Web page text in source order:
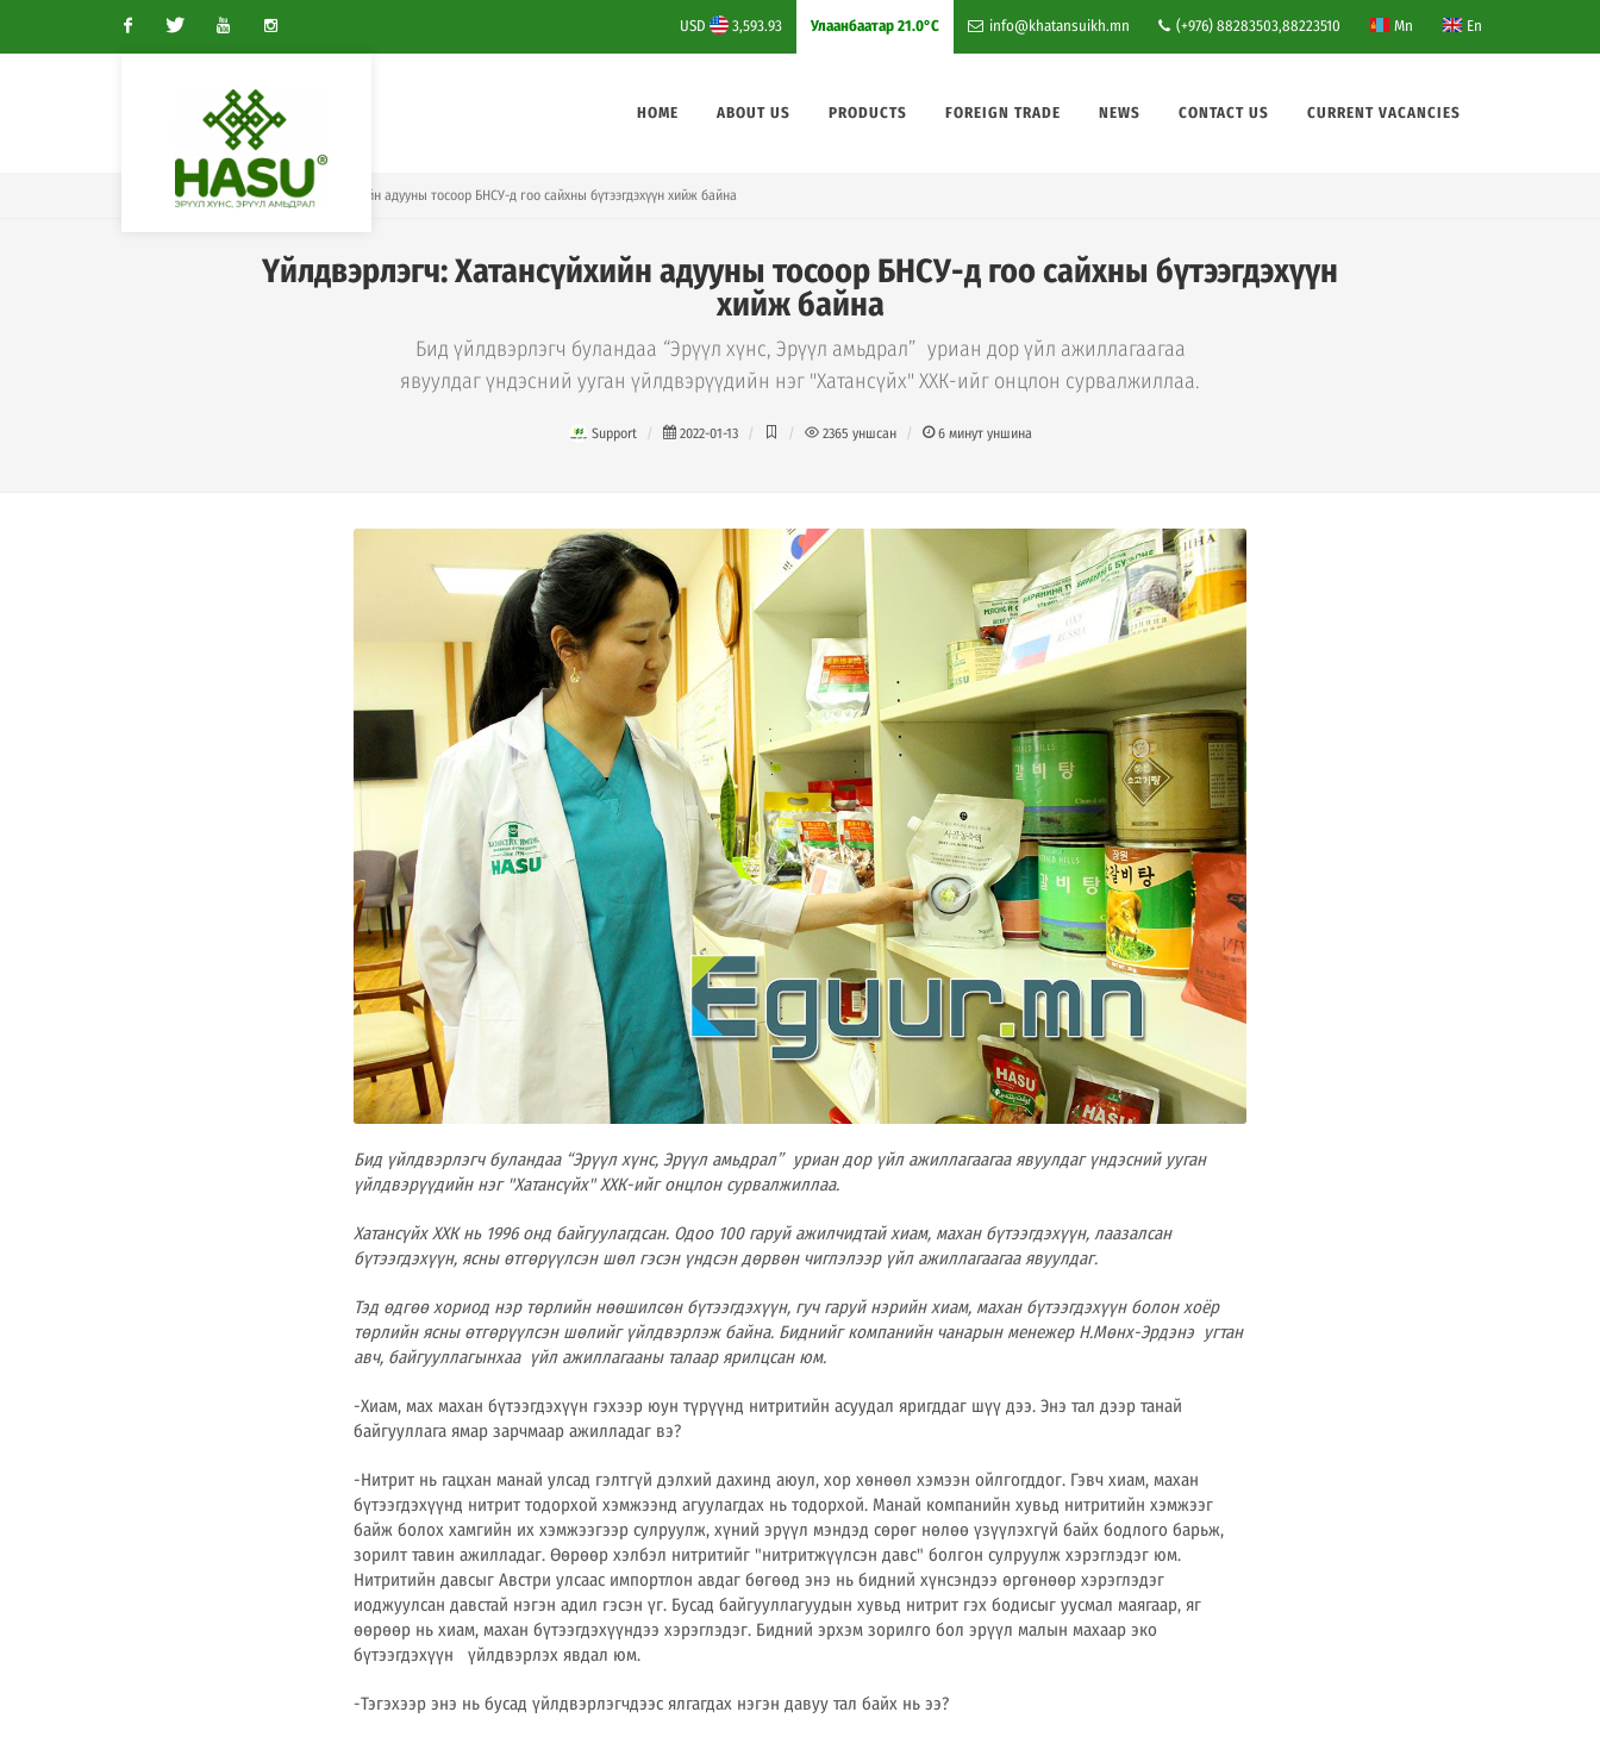
USD 3,593.93 Улаанбаатар 21.0°C info@khatansuikh.mn (+976) 88283503,88223510 Mn En
HOME ABOUT US PRODUCTS FOREIGN TRADE NEWS CONTACT US CURRENT VACANCIES
Блог Үйлдвэрлэгч: Хатансүйхийн адууны тосоор БНСУ-д гоо сайхны бүтээгдэхүүн хийж байна
Үйлдвэрлэгч: Хатансүйхийн адууны тосоор БНСУ-д гоо сайхны бүтээгдэхүүн
хийж байна
Бид үйлдвэрлэгч буландаа᠌ “Эрүүл хүнс, Эрүүл амьдрал” уриан дор үйл ажиллагаагаа
явуулдаг үндэсний ууган үйлдвэрүүдийн нэг "Хатансүйх" ХХК-ийг онцлон сурвалжиллаа.
Support 2022-01-13 2365 уншсан 6 минут уншина
Бид үйлдвэрлэгч буландаа “Эрүүл хүнс, Эрүүл амьдрал”уриан дор үйл ажиллагаагаа явуулдаг үндэсний ууган
үйлдвэрүүдийн нэг "Хатансүйх" ХХК-ийг онцлон сурвалжиллаа.
Хатансүйх ХХК нь 1996 онд байгуулагдсан. Одоо 100 гаруй ажилчидтай хиам, махан бүтээгдэхүүн, лаазалсан
бүтээгдэхүүн, ясны өтгөрүүлсэн шөл гэсэн үндсэн дөрвөн чиглэлээр үйл ажиллагаагаа явуулдаг.
Тэд өдгөө хориод нэр төрлийн нөөшилсөн бүтээгдэхүүн, гуч гаруй нэрийн хиам, махан бүтээгдэхүүн болон хоёр
төрлийн ясны өтгөрүүлсэн шөлийг үйлдвэрлэж байна. Биднийг компанийн чанарын менежер Н.Мөнх-Эрдэнэ угтан
авч, байгууллагынхаа үйл ажиллагааны талаар ярилцсан юм.
-Хиам, мах махан бүтээгдэхүүн гэхээр юун түрүүнд нитритийн асуудал яригддаг шүү дээ. Энэ тал дээр танай
байгууллага ямар зарчмаар ажилладаг вэ?
-Нитрит нь гацхан манай улсад гэлтгүй дэлхий дахинд аюул, хор хөнөөл хэмээн ойлгогддог. Гэвч хиам, махан
бүтээгдэхүүнд нитрит тодорхой хэмжээнд агуулагдах нь тодорхой. Манай компанийн хувьд нитритийн хэмжээг
байж болох хамгийн их хэмжээгээр сулруулж, хүний эрүүл мэндэд сөрөг нөлөө үзүүлэхгүй байх бодлого барьж,
зорилт тавин ажилладаг. Өөрөөр хэлбэл нитритийг "нитритжүүлсэн давс" болгон сулруулж хэрэглэдэг юм.
Нитритийн давсыг Австри улсаас импортлон авдаг бөгөөд энэ нь бидний хүнсэндээ өргөнөөр хэрэглэдэг
иоджуулсан давстай нэгэн адил гэсэн үг. Бусад байгууллагуудын хувьд нитрит гэх бодисыг уусмал маягаар, яг
өөрөөр нь хиам, махан бүтээгдэхүүндээ хэрэглэдэг. Бидний эрхэм зорилго бол эрүүл малын махаар эко
бүтээгдэхүүн үйлдвэрлэх явдал юм.
-Тэгэхээр энэ нь бусад үйлдвэрлэгчдээс ялгагдах нэгэн давуу тал байх нь ээ?